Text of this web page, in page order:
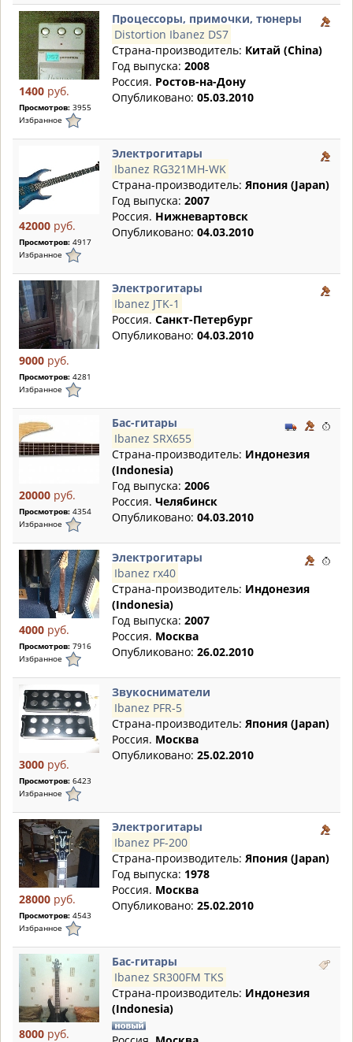
1400 руб.
Просмотров: 3955
Избранное
Процессоры, примочки, тюнеры
Distortion Ibanez DS7
Страна-производитель: Китай (China)
Год выпуска: 2008
Россия. Ростов-на-Дону
Опубликовано: 05.03.2010
42000 руб.
Просмотров: 4917
Избранное
Электрогитары
Ibanez RG321MH-WK
Страна-производитель: Япония (Japan)
Год выпуска: 2007
Россия. Нижневартовск
Опубликовано: 04.03.2010
9000 руб.
Просмотров: 4281
Избранное
Электрогитары
Ibanez JTK-1
Россия. Санкт-Петербург
Опубликовано: 04.03.2010
20000 руб.
Просмотров: 4354
Избранное
Бас-гитары
Ibanez SRX655
Страна-производитель: Индонезия
(Indonesia)
Год выпуска: 2006
Россия. Челябинск
Опубликовано: 04.03.2010
4000 руб.
Просмотров: 7916
Избранное
Электрогитары
Ibanez rx40
Страна-производитель: Индонезия
(Indonesia)
Год выпуска: 2007
Россия. Москва
Опубликовано: 26.02.2010
3000 руб.
Просмотров: 6423
Избранное
Звукосниматели
Ibanez PFR-5
Страна-производитель: Япония (Japan)
Россия. Москва
Опубликовано: 25.02.2010
28000 руб.
Просмотров: 4543
Избранное
Электрогитары
Ibanez PF-200
Страна-производитель: Япония (Japan)
Год выпуска: 1978
Россия. Москва
Опубликовано: 25.02.2010
8000 руб.
Бас-гитары
Ibanez SR300FM TKS
Страна-производитель: Индонезия
(Indonesia)